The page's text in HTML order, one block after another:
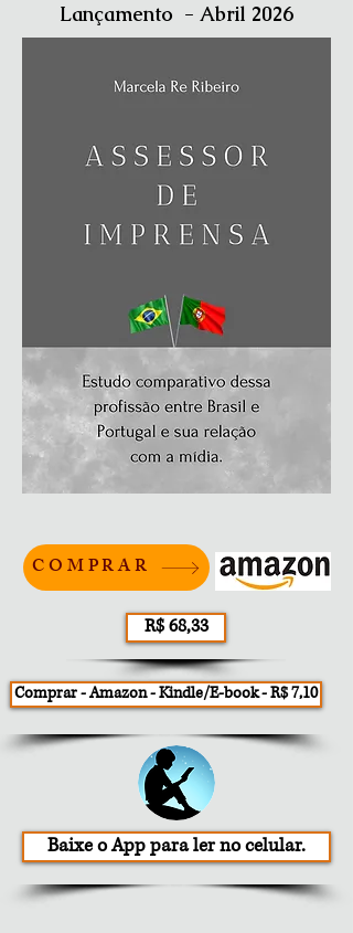
Lançamento - Abril 2026
COMPRAR
R$ 68,33
Comprar - Amazon - Kindle/E-book - R$ 7,10
Baixe o App para ler no celular.